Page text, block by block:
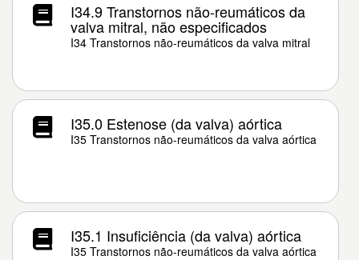
I34.9 Transtornos não-reumáticos da
valva mitral, não especificados
I34 Transtornos não-reumáticos da valva mitral
I35.0 Estenose (da valva) aórtica
I35 Transtornos não-reumáticos da valva aórtica
I35.1 Insuficiência (da valva) aórtica
I35 Transtornos não-reumáticos da valva aórtica